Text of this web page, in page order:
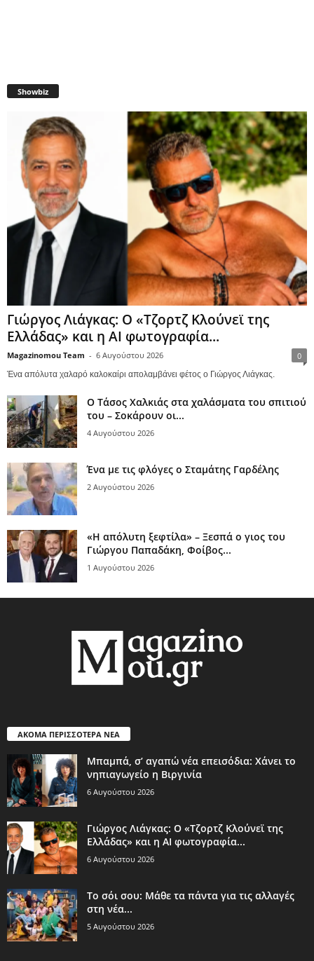
Showbiz
Γιώργος Λιάγκας: Ο «Τζορτζ Κλούνεϊ της
Ελλάδας» και η AI φωτογραφία...
Magazinomou Team - 6 Αυγούστου 2026 0
Ένα απόλυτα χαλαρό καλοκαίρι απολαμβάνει φέτος ο Γιώργος Λιάγκας.
Ο Τάσος Χαλκιάς στα χαλάσματα του σπιτιού
του – Σοκάρουν οι...
4 Αυγούστου 2026
Ένα με τις φλόγες ο Σταμάτης Γαρδέλης
2 Αυγούστου 2026
«Η απόλυτη ξεφτίλα» – Ξεσπά ο γιος του
Γιώργου Παπαδάκη, Φοίβος...
1 Αυγούστου 2026
ΑΚΟΜΑ ΠΕΡΙΣΣΟΤΕΡΑ ΝΕΑ
Μπαμπά, σ’ αγαπώ νέα επεισόδια: Χάνει το
νηπιαγωγείο η Βιργινία
6 Αυγούστου 2026
Γιώργος Λιάγκας: Ο «Τζορτζ Κλούνεϊ της
Ελλάδας» και η AI φωτογραφία...
6 Αυγούστου 2026
Το σόι σου: Μάθε τα πάντα για τις αλλαγές
στη νέα...
5 Αυγούστου 2026